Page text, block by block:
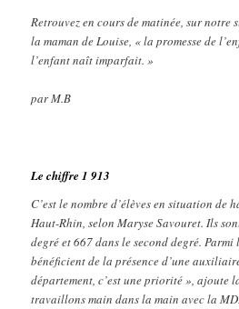
Retrouvez en cours de matinée, sur notre
la maman de Louise, « la promesse de
l’enfant naît imparfait. »
par M.B
Le chiffre 1 913
C’est le nombre d’élèves en situation de
Haut-Rhin, selon Maryse Savouret. Ils
degré et 667 dans le second degré.
bénéficient de la présence d’une
département, c’est une priorité », ajoute
travaillons main dans la main avec la